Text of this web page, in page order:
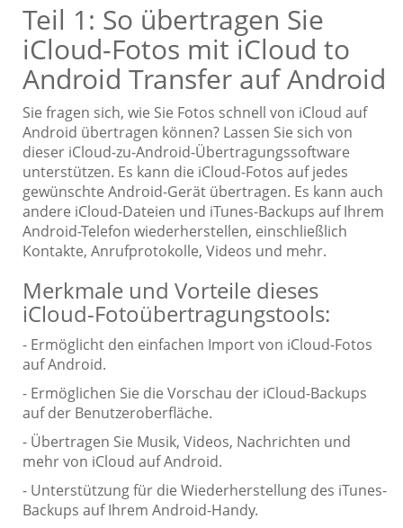
Teil 1: So übertragen Sie
iCloud-Fotos mit iCloud to
Android Transfer auf Android
Sie fragen sich, wie Sie Fotos schnell von iCloud auf
Android übertragen können? Lassen Sie sich von
dieser iCloud-zu-Android-Übertragungssoftware
unterstützen. Es kann die iCloud-Fotos auf jedes
gewünschte Android-Gerät übertragen. Es kann auch
andere iCloud-Dateien und iTunes-Backups auf Ihrem
Android-Telefon wiederherstellen, einschließlich
Kontakte, Anrufprotokolle, Videos und mehr.
Merkmale und Vorteile dieses
iCloud-Fotoübertragungstools:
- Ermöglicht den einfachen Import von iCloud-Fotos
auf Android.
- Ermöglichen Sie die Vorschau der iCloud-Backups
auf der Benutzeroberfläche.
- Übertragen Sie Musik, Videos, Nachrichten und
mehr von iCloud auf Android.
- Unterstützung für die Wiederherstellung des iTunes-
Backups auf Ihrem Android-Handy.